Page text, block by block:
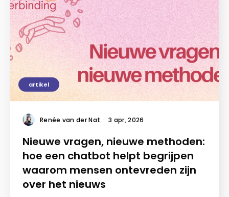
artikel
Renée van der Nat · 3 apr, 2026
Nieuwe vragen, nieuwe methoden:
hoe een chatbot helpt begrijpen
waarom mensen ontevreden zijn
over het nieuws